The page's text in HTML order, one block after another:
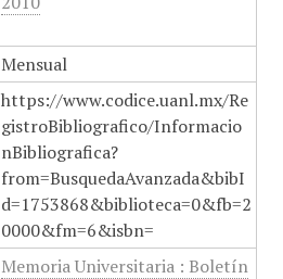
Mensual
https://www.codice.uanl.mx/Re
gistroBibliografico/Informacio
nBibliografica?
from=BusquedaAvanzada&bibI
d=1753868&biblioteca=0&fb=2
0000&fm=6&isbn=
Memoria Universitaria : Boletín